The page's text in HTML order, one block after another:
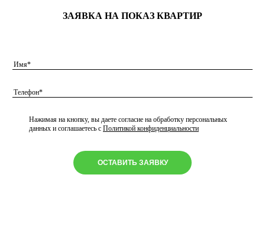
ЗАЯВКА НА ПОКАЗ КВАРТИР
Нажимая на кнопку, вы даете согласие на обработку персональных
данных и соглашаетесь с Политикой конфиденциальности
ОСТАВИТЬ ЗАЯВКУ